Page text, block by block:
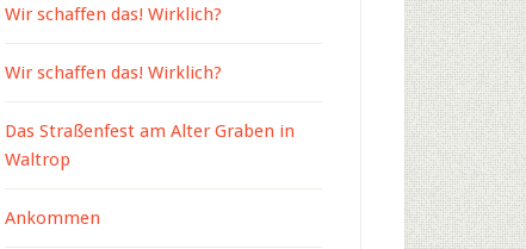
Wir schaffen das! Wirklich?
Wir schaffen das! Wirklich?
Das Straßenfest am Alter Graben in
Waltrop
Ankommen